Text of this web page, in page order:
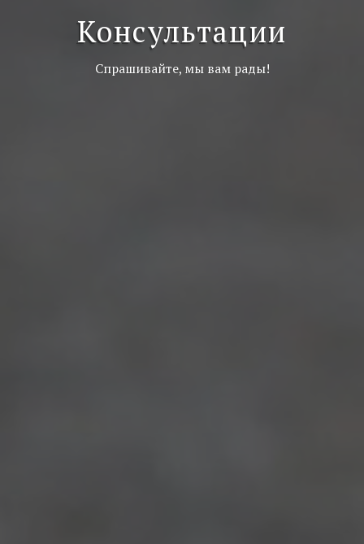
Консультации
Спрашивайте, мы вам рады!